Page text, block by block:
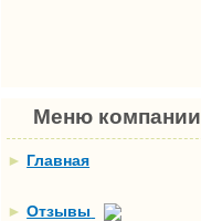
Меню компании
► Главная
► Отзывы